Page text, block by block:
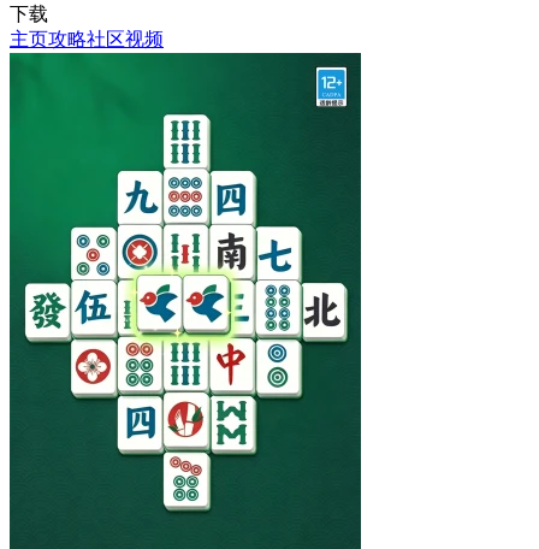
下载
主页攻略社区视频